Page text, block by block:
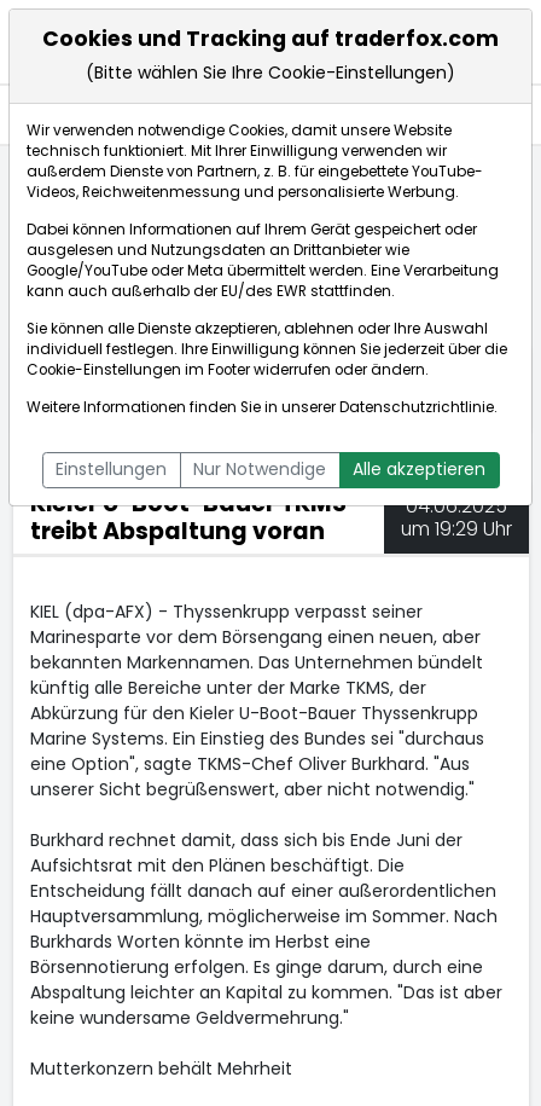
Kieler U-Boot-Bauer TKMS treibt Abspaltung voran
dpa-AFX Compact
ÜBERSICHT DPA-AFX PROFEED
DPA-AFX COMPACT
NEWSBOT
Kieler U-Boot-Bauer TKMS
treibt Abspaltung voran
04.06.2025
um 19:29 Uhr
KIEL (dpa-AFX) - Thyssenkrupp verpasst seiner
Marinesparte vor dem Börsengang einen neuen, aber
bekannten Markennamen. Das Unternehmen bündelt
künftig alle Bereiche unter der Marke TKMS, der
Abkürzung für den Kieler U-Boot-Bauer Thyssenkrupp
Marine Systems. Ein Einstieg des Bundes sei "durchaus
eine Option", sagte TKMS-Chef Oliver Burkhard. "Aus
unserer Sicht begrüßenswert, aber nicht notwendig."
Burkhard rechnet damit, dass sich bis Ende Juni der
Aufsichtsrat mit den Plänen beschäftigt. Die
Entscheidung fällt danach auf einer außerordentlichen
Hauptversammlung, möglicherweise im Sommer. Nach
Burkhards Worten könnte im Herbst eine
Börsennotierung erfolgen. Es ginge darum, durch eine
Abspaltung leichter an Kapital zu kommen. "Das ist aber
keine wundersame Geldvermehrung."
Mutterkonzern behält Mehrheit
Cookies und Tracking auf traderfox.com
(Bitte wählen Sie Ihre Cookie-Einstellungen)
Wir verwenden notwendige Cookies, damit unsere Website
technisch funktioniert. Mit Ihrer Einwilligung verwenden wir
außerdem Dienste von Partnern, z. B. für eingebettete YouTube-
Videos, Reichweitenmessung und personalisierte Werbung.
Dabei können Informationen auf Ihrem Gerät gespeichert oder
ausgelesen und Nutzungsdaten an Drittanbieter wie
Google/YouTube oder Meta übermittelt werden. Eine Verarbeitung
kann auch außerhalb der EU/des EWR stattfinden.
Sie können alle Dienste akzeptieren, ablehnen oder Ihre Auswahl
individuell festlegen. Ihre Einwilligung können Sie jederzeit über die
Cookie-Einstellungen im Footer widerrufen oder ändern.
Weitere Informationen finden Sie in unsererDatenschutzrichtlinie.
Einstellungen Nur Notwendige Alle akzeptieren